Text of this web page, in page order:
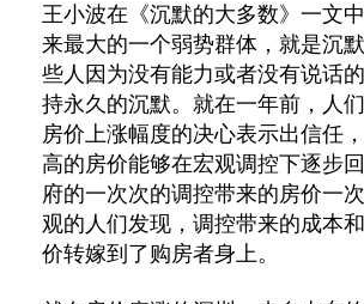
王小波在《沉默的大多数》一文
来最大的一个弱势群体，就是沉
些人因为没有能力或者没有说话
持永久的沉默。就在一年前，人
房价上涨幅度的决心表示出信任
高的房价能够在宏观调控下逐步
府的一次次的调控带来的房价一
观的人们发现，调控带来的成本
价转嫁到了购房者身上。